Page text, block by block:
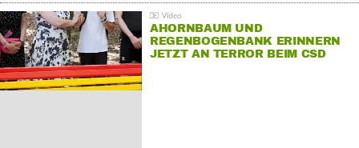
AHORNBAUM UND
REGENBOGENBANK ERINNERN
JETZT AN TERROR BEIM CSD